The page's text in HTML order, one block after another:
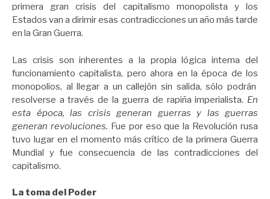
primera gran crisis del capitalismo monopolista y los
Estados van a dirimir esas contradicciones un año más tarde
en la Gran Guerra.
Las crisis son inherentes a la propia lógica interna del
funcionamiento capitalista, pero ahora en la época de los
monopolios, al llegar a un callejón sin salida, sólo podrán
resolverse a través de la guerra de rapiña imperialista. En
esta época, las crisis generan guerras y las guerras
generan revoluciones. Fue por eso que la Revolución rusa
tuvo lugar en el momento más crítico de la primera Guerra
Mundial y fue consecuencia de las contradicciones del
capitalismo.
La toma del Poder